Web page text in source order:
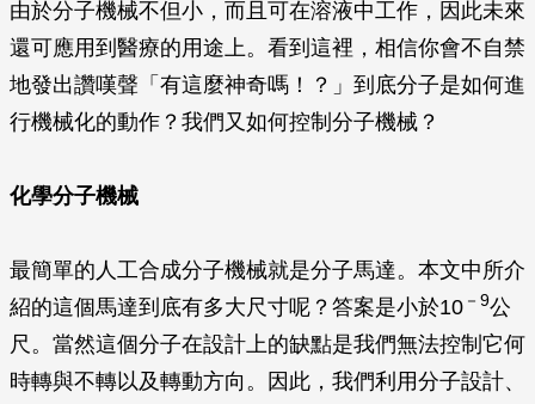
由於分子機械不但小，而且可在溶液中工作，因此未來
還可應用到醫療的用途上。看到這裡，相信你會不自禁
地發出讚嘆聲「有這麼神奇嗎！？」到底分子是如何進
行機械化的動作？我們又如何控制分子機械？
化學分子機械
最簡單的人工合成分子機械就是分子馬達。本文中所介
紹的這個馬達到底有多大尺寸呢？答案是小於10 －9公
尺。當然這個分子在設計上的缺點是我們無法控制它何
時轉與不轉以及轉動方向。因此，我們利用分子設計、